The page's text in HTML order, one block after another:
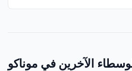
الآخرين في موناكو